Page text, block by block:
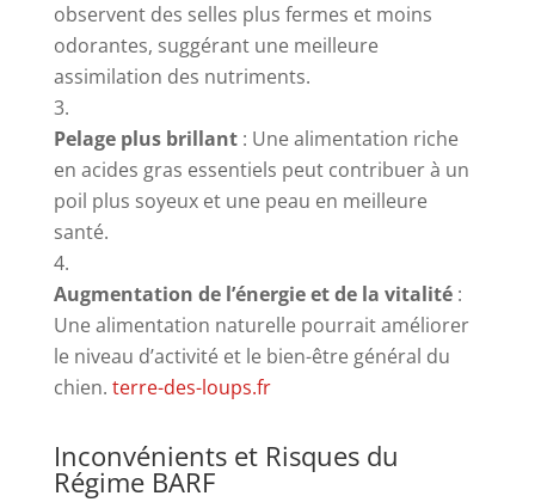
observent des selles plus fermes et moins
odorantes, suggérant une meilleure
assimilation des nutriments.
Pelage plus brillant: Une alimentation riche
en acides gras essentiels peut contribuer à un
poil plus soyeux et une peau en meilleure
santé.
Augmentation de l’énergie et de la vitalité:
Une alimentation naturelle pourrait améliorer
le niveau d’activité et le bien-être général du
chien. terre-des-loups.fr
Inconvénients et Risques du
Régime BARF